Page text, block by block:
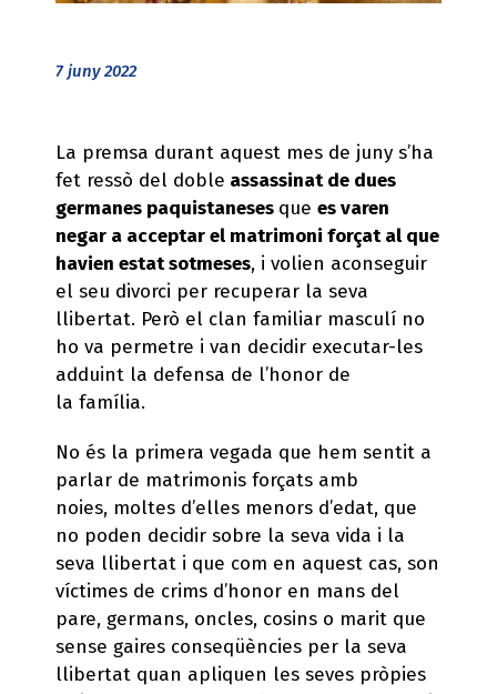
7 juny 2022
La premsa durant aquest mes de juny s’ha
fet ressò del doble assassinat de dues
germanes paquistaneses que es varen
negar a acceptar el matrimoni forçat al que
havien estat sotmeses, i volien aconseguir
el seu divorci per recuperar la seva
llibertat. Però el clan familiar masculí no
ho va permetre i van decidir executar-les
adduint la defensa de l’honor de
la família.
No és la primera vegada que hem sentit a
parlar de matrimonis forçats amb
noies, moltes d’elles menors d’edat, que
no poden decidir sobre la seva vida i la
seva llibertat i que com en aquest cas, son
víctimes de crims d’honor en mans del
pare, germans, oncles, cosins o marit que
sense gaires conseqüències per la seva
llibertat quan apliquen les seves pròpies